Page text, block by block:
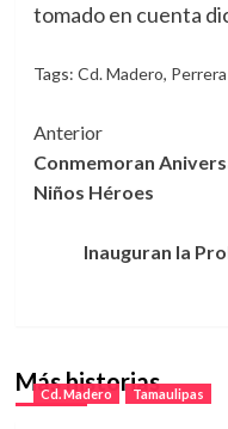
tomado en cuenta
Tags: Cd. Madero, Perrera
Navegación
de
entradas
Anterior
Conmemoran
Niños Héroes
Inauguran la
Más historias
Cd. Madero Tamaulipas